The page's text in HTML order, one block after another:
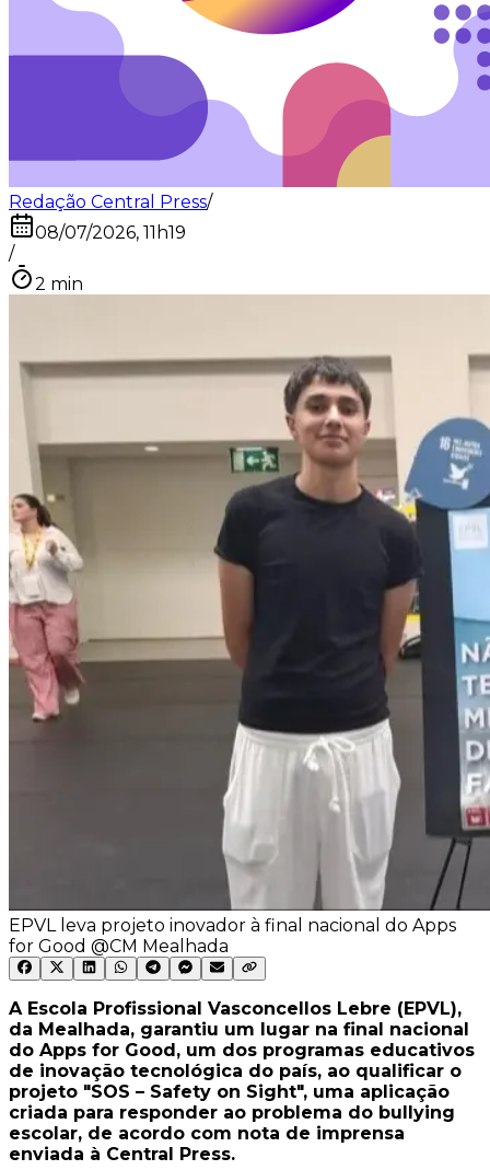
Redação Central Press/
08/07/2026, 11h19
/
2 min
EPVL leva projeto inovador à final nacional do Apps
for Good @CM Mealhada
A Escola Profissional Vasconcellos Lebre (EPVL),
da Mealhada, garantiu um lugar na final nacional
do Apps for Good, um dos programas educativos
de inovação tecnológica do país, ao qualificar o
projeto "SOS – Safety on Sight", uma aplicação
criada para responder ao problema do bullying
escolar, de acordo com nota de imprensa
enviada à Central Press.